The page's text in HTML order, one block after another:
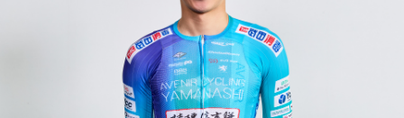
加盟・登録
エントリー